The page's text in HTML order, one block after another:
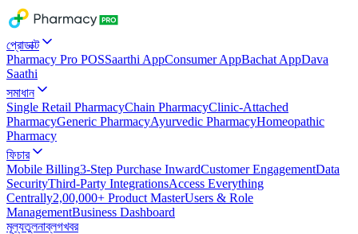
প্রোডাক্ট
Pharmacy Pro POSSaarthi AppConsumer AppBachat AppDava
Saathi
সমাধান
Single Retail PharmacyChain PharmacyClinic-Attached
PharmacyGeneric PharmacyAyurvedic PharmacyHomeopathic
Pharmacy
ফিচার
Mobile Billing3-Step Purchase InwardCustomer EngagementData
SecurityThird-Party IntegrationsAccess Everything
Centrally2,00,000+ Product MasterUsers & Role
ManagementBusiness Dashboard
মূল্যতুলনাব্লগখবর